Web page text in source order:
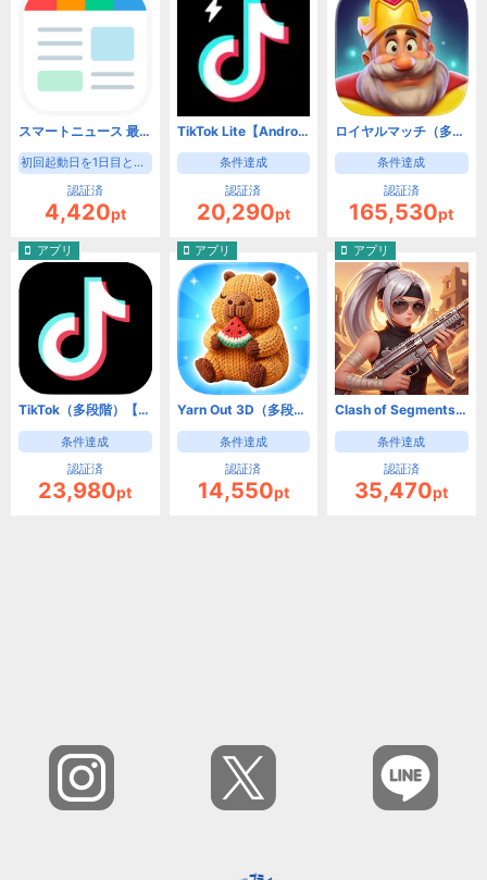
スマートニュース 最新ニュースや天気・天気予報、クーポンも（初回起動日を1日目として8日目の起動）【Android】
初回起動日を1日目として8日目の起動
認証済
4,420pt
TikTok Lite【Android】
条件達成
認証済
20,290pt
ロイヤルマッチ（多段階）【Android】
条件達成
認証済
165,530pt
アプリ
TikTok（多段階）【Android】
条件達成
認証済
23,980pt
アプリ
Yarn Out 3D（多段階）【Android】
条件達成
認証済
14,550pt
アプリ
Clash of Segments【Android】
条件達成
認証済
35,470pt